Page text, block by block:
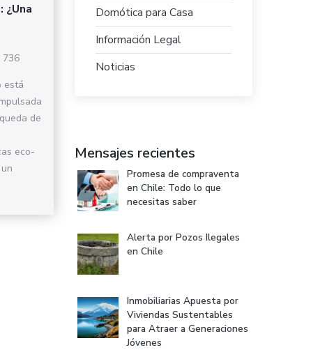
736
está
de
eco-
Domótica para Casa
Información Legal
Noticias
Mensajes recientes
Promesa de compraventa
en Chile: Todo lo que
necesitas saber
Alerta por Pozos Ilegales
en Chile
Inmobiliarias Apuesta por
Viviendas Sustentables
para Atraer a Generaciones
Jóvenes